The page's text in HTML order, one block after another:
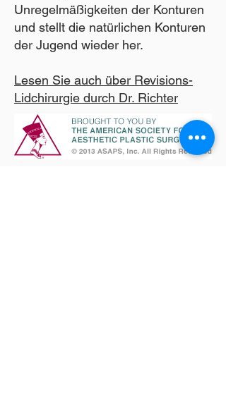
Unregelmäßigkeiten der Konturen
und stellt die natürlichen Konturen
der Jugend wieder her.
Lesen Sie auch über Revisions-
Lidchirurgie durch Dr. Richter